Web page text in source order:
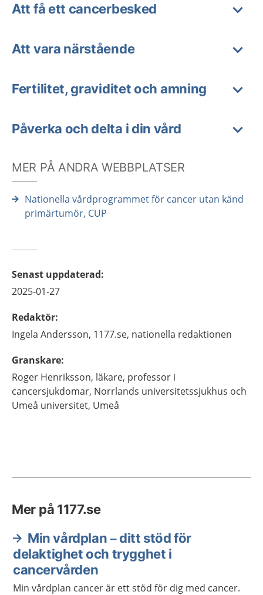
Att få ett cancerbesked
Att vara närstående
Fertilitet, graviditet och amning
Påverka och delta i din vård
MER PÅ ANDRA WEBBPLATSER
Nationella vårdprogrammet för cancer utan känd
primärtumör, CUP
Senast uppdaterad:
2025-01-27
Redaktör:
Ingela Andersson, 1177.se, nationella redaktionen
Granskare:
Roger Henriksson, läkare, professor i
cancersjukdomar, Norrlands universitetssjukhus och
Umeå universitet, Umeå
Mer på 1177.se
Min vårdplan – ditt stöd för
delaktighet och trygghet i
cancervården
Min vårdplan cancer är ett stöd för dig med cancer.